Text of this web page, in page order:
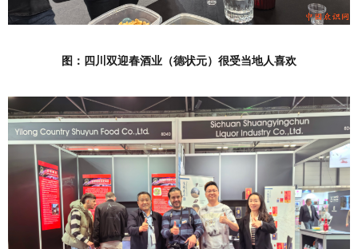
图：四川双迎春酒业（德状元）很受当地人喜欢